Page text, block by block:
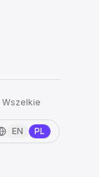
Wszelkie
EN PL